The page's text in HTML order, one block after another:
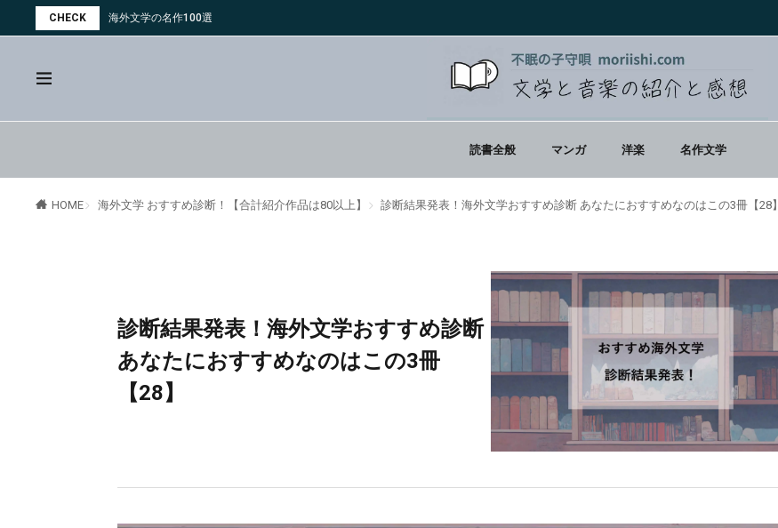
CHECK 海外文学の名作100選
読書全般 マンガ 洋楽 名作文学
HOME 海外文学 おすすめ診断！【合計紹介作品は80以上】 診断結果発表！海外文学おすすめ診断 あなたにおすすめなのはこの3冊【28】
診断結果発表！海外文学おすすめ診断
あなたにおすすめなのはこの3冊
【28】